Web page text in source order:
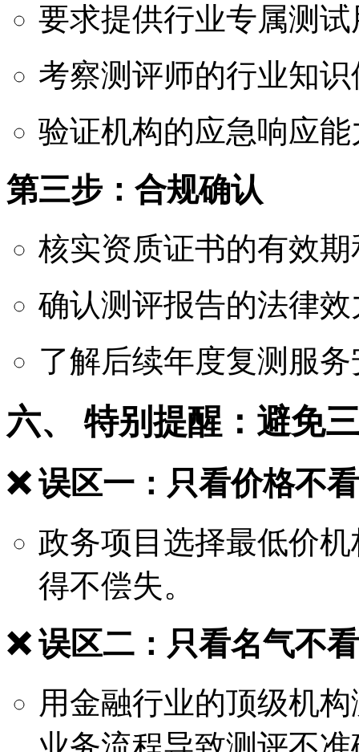
要求提供行业专属测试
考察测评师的行业知识
验证机构的应急响应能
第三步：合规确认
核实资质证书的有效
确认测评报告的法律效
了解后续年度复测服
六、 特别提醒：避免
❌ 误区一：只看价格不
政务项目选择最低价
得不偿失。
❌ 误区二：只看名气不
用金融行业的顶级机